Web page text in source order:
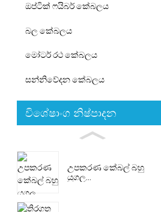
ඔප්ටික් ෆයිබර් කේබලය
බල කේබලය
මෝටර් රථ කේබලය
සන්නිවේදන කේබලය
විශේෂාංග නිෂ්පාදන
උපකරණ කේබල් බහු
යුගල...